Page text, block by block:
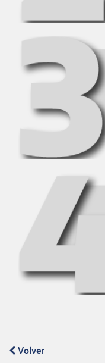
Volver